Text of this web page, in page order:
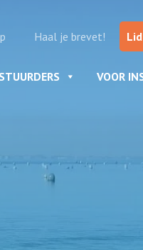
Haal je brevet!
VOOR